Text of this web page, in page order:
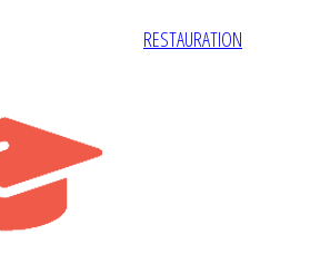
RESTAURATION